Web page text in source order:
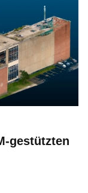
gestützten